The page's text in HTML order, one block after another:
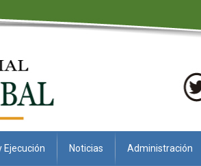
Ejecución Noticias Administración